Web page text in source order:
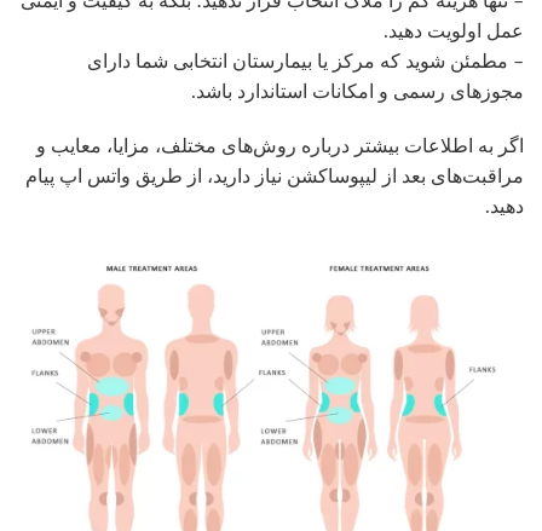
عمل اولویت دهید.
– مطمئن شوید که مرکز یا بیمارستان انتخابی شما دارای
مجوزهای رسمی و امکانات استاندارد باشد.
اگر به اطلاعات بیشتر درباره روش‌های مختلف، مزایا، معایب و
مراقبت‌های بعد از لیپوساکشن نیاز دارید، از طریق واتس اپ پیام
دهید.